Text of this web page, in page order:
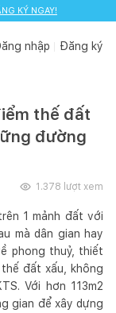
KÝ NGAY!
nhập Đăng ký
thế đất
đường
1.378 lượt xem
1 mảnh đất với
mà dân gian hay
phong thuỷ, thiết
đất xấu, không
Với hơn 113m2
gian để xây dựng